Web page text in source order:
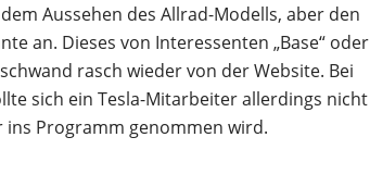
Aussehen des Allrad-Modells, aber den
an. Dieses von Interessenten „Base“ oder
rasch wieder von der Website. Bei
sich ein Tesla-Mitarbeiter allerdings nicht
ins Programm genommen wird.